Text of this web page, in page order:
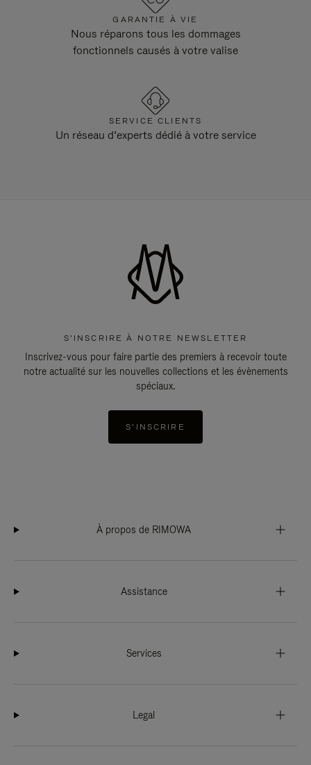
GARANTIE À VIE
Nous réparons tous les dommages
fonctionnels causés à votre valise
SERVICE CLIENTS
Un réseau d’experts dédié à votre service
S'INSCRIRE À NOTRE NEWSLETTER
Inscrivez-vous pour faire partie des premiers à recevoir toute
notre actualité sur les nouvelles collections et les évènements
spéciaux.
S'INSCRIRE
À propos de RIMOWA
Assistance
Services
Legal